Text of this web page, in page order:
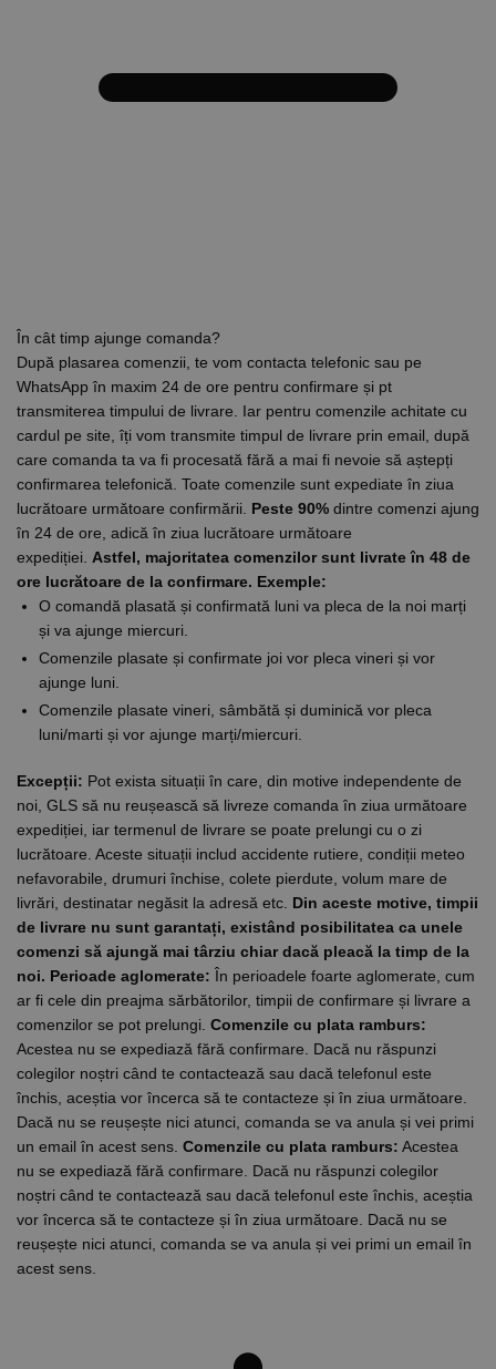
În cât timp ajunge comanda?
După plasarea comenzii, te vom contacta telefonic sau pe
WhatsApp în maxim 24 de ore pentru confirmare și pt
transmiterea timpului de livrare. Iar pentru comenzile achitate cu
cardul pe site, îți vom transmite timpul de livrare prin email, după
care comanda ta va fi procesată fără a mai fi nevoie să aștepți
confirmarea telefonică. Toate comenzile sunt expediate în ziua
lucrătoare următoare confirmării. Peste 90% dintre comenzi ajung
în 24 de ore, adică în ziua lucrătoare următoare
expediției. Astfel, majoritatea comenzilor sunt livrate în 48 de
ore lucrătoare de la confirmare. Exemple:
O comandă plasată și confirmată luni va pleca de la noi marți
și va ajunge miercuri.
Comenzile plasate și confirmate joi vor pleca vineri și vor
ajunge luni.
Comenzile plasate vineri, sâmbătă și duminică vor pleca
luni/marti și vor ajunge marți/miercuri.
Excepții: Pot exista situații în care, din motive independente de
noi, GLS să nu reușească să livreze comanda în ziua următoare
expediției, iar termenul de livrare se poate prelungi cu o zi
lucrătoare. Aceste situații includ accidente rutiere, condiții meteo
nefavorabile, drumuri închise, colete pierdute, volum mare de
livrări, destinatar negăsit la adresă etc. Din aceste motive, timpii
de livrare nu sunt garantați, existând posibilitatea ca unele
comenzi să ajungă mai târziu chiar dacă pleacă la timp de la
noi. Perioade aglomerate: În perioadele foarte aglomerate, cum
ar fi cele din preajma sărbătorilor, timpii de confirmare și livrare a
comenzilor se pot prelungi. Comenzile cu plata ramburs:
Acestea nu se expediază fără confirmare. Dacă nu răspunzi
colegilor noștri când te contactează sau dacă telefonul este
închis, aceștia vor încerca să te contacteze și în ziua următoare.
Dacă nu se reușește nici atunci, comanda se va anula și vei primi
un email în acest sens. Comenzile cu plata ramburs: Acestea
nu se expediază fără confirmare. Dacă nu răspunzi colegilor
noștri când te contactează sau dacă telefonul este închis, aceștia
vor încerca să te contacteze și în ziua următoare. Dacă nu se
reușește nici atunci, comanda se va anula și vei primi un email în
acest sens.